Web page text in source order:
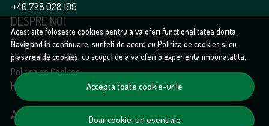
Acest site foloseste cookies pentru a va oferi functionalitatea dorita.
Navigand in continuare, sunteti de acord cu Politica de cookies si cu
plasarea de cookies, cu scopul de a va oferi o experienta imbunatatita.
Accepta toate cookie-urile
Doar cookie-uri esentiale
+40 728 028 199
DESPRE NOI
Despre noi
Termeni si conditii
Politica de Cookies
Harta site
ASISTENTA